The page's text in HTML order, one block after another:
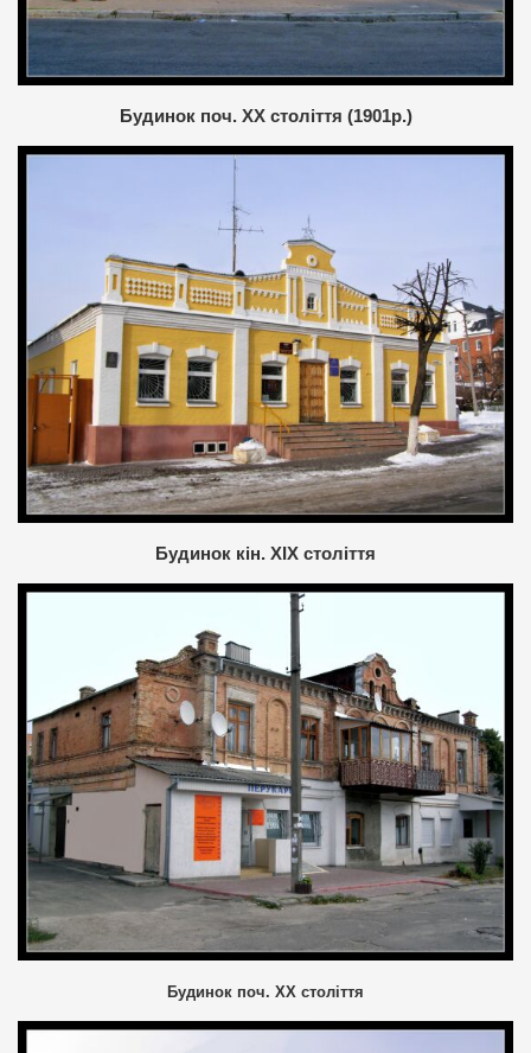
Будинок поч. ХХ століття (1901р.)
Будинок кін. ХIX століття
Будинок поч. ХХ століття